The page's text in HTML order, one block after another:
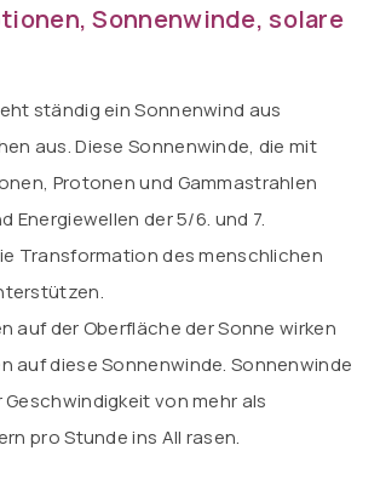
Sonnenwinde, solare
ständig ein Sonnenwind aus
aus. Diese Sonnenwinde, die mit
Protonen und Gammastrahlen
Energiewellen der 5/6. und 7.
Transformation des menschlichen
auf der Oberfläche der Sonne wirken
auf diese Sonnenwinde. Sonnenwinde
von mehr als
pro Stunde ins All rasen.